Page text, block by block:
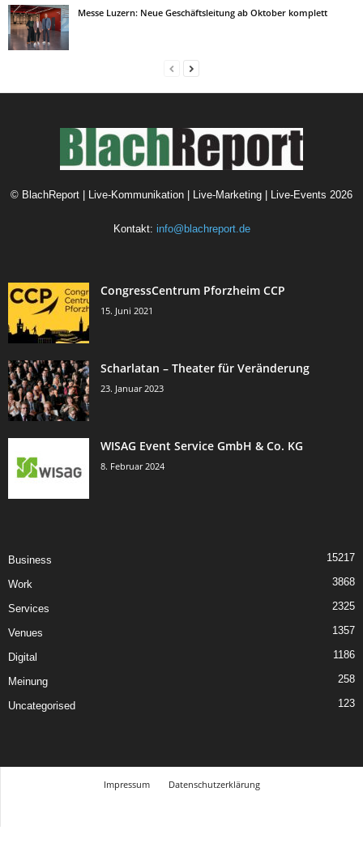
Messe Luzern: Neue Geschäftsleitung ab Oktober komplett
© BlachReport | Live-Kommunikation | Live-Marketing | Live-Events 2026
Kontakt: info@blachreport.de
CongressCentrum Pforzheim CCP
15. Juni 2021
Scharlatan – Theater für Veränderung
23. Januar 2023
WISAG Event Service GmbH & Co. KG
8. Februar 2024
Business 15217
Work 3868
Services 2325
Venues 1357
Digital 1186
Meinung 258
Uncategorised 123
Impressum
Datenschutzerklärung